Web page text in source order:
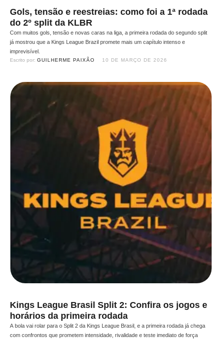
Gols, tensão e reestreias: como foi a 1ª rodada
do 2º split da KLBR
Com muitos gols, tensão e novas caras na liga, a primeira rodada do segundo split
já mostrou que a Kings League Brazil promete mais um capítulo intenso e
imprevisível.
Escrito por: GUILHERME PAIXÃO 10 DE MARÇO DE 2026
Kings League Brasil Split 2: Confira os jogos e
horários da primeira rodada
A bola vai rolar para o Split 2 da Kings League Brasil, e a primeira rodada já chega
com confrontos que prometem intensidade, rivalidade e teste imediato de força